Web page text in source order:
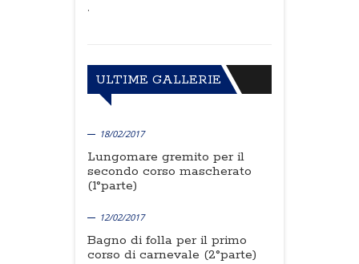
.
ULTIME GALLERIE
18/02/2017
Lungomare gremito per il
secondo corso mascherato
(1°parte)
12/02/2017
Bagno di folla per il primo
corso di carnevale (2°parte)